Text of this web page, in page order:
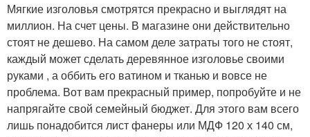
Мягкие изголовья смотрятся прекрасно и выглядят на
миллион. На счет цены. В магазине они действительно
стоят не дешево. На самом деле затраты того не стоят,
каждый может сделать деревянное изголовье своими
руками , а оббить его ватином и тканью и вовсе не
проблема. Вот вам прекрасный пример, попробуйте и не
напрягайте свой семейный бюджет. Для этого вам всего
лишь понадобится лист фанеры или МДФ 120 х 140 см,